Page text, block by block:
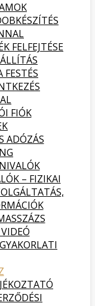
FELFEJTÉSE
FIÓK
ADÓZÁS
– FIZIKAI